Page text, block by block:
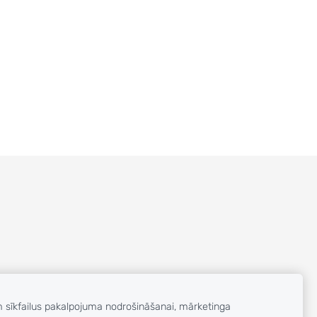
sīkfailus pakalpojuma nodrošināšanai, mārketinga